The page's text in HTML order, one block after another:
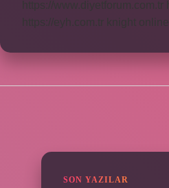
https://www.diyetforum.com.tr
https://eyh.com.tr
knight online
SON YAZILAR